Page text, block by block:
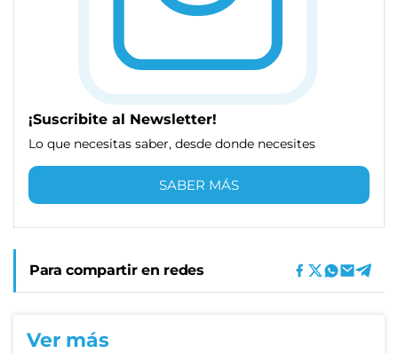
¡Suscribite al Newsletter!
Lo que necesitas saber, desde donde necesites
SABER MÁS
Para compartir en redes
Ver más